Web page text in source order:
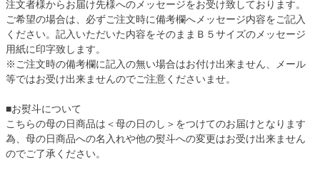
注文者様からお届け先様へのメッセージをお受け致しております。
ご希望の場合は、必ずご注文時に備考欄へメッセージ内容をご記入
ください。記入いただいた内容をそのままＢ５サイズのメッセージ
用紙に印字致します。
※ご注文時の備考欄に記入の無い場合はお付け出来ません、メール
等ではお受け出来ませんのでご注意くださいませ。
■お熨斗について
こちらの母の日商品は＜母の日のし＞をつけてのお届けとなります
為、母の日商品への名入れや他の熨斗への変更はお受け出来ません
のでご了承ください。